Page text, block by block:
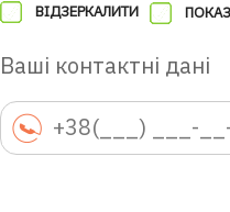
ВІДЗЕРКАЛИТИ
Ваші контактні дані